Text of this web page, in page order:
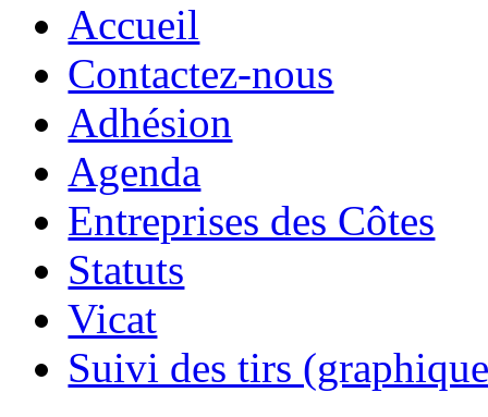
Accueil
Contactez-nous
Adhésion
Agenda
Entreprises des Côtes
Statuts
Vicat
Suivi des tirs